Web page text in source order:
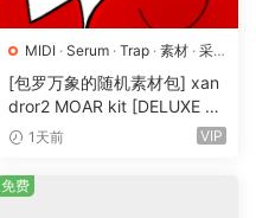
MIDI · Serum · Trap · 素材 · 采
[包罗万象的随机素材包] xan
dror2 MOAR kit [DELUXE VE
RSION] [WAV, MiDi]（3.1G
1天前 VIP
免费